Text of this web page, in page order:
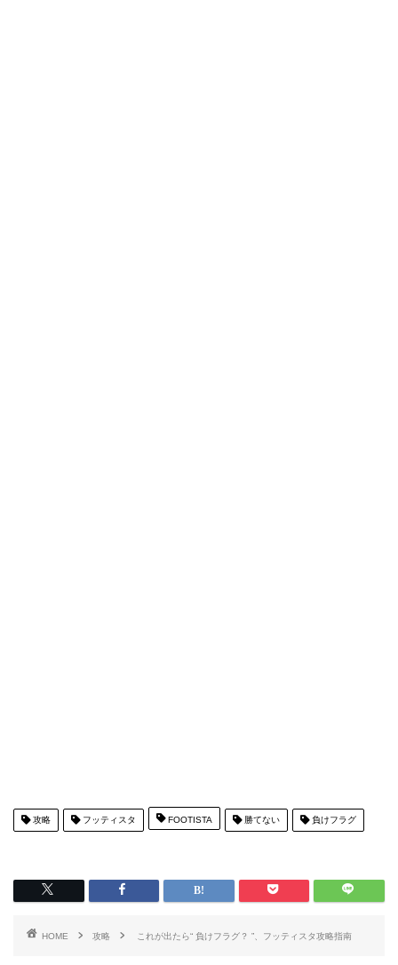
攻略 フッティスタ FOOTISTA 勝てない 負けフラグ
HOME 攻略 これが出たら“ 負けフラグ？ ”、フッティスタ攻略指南